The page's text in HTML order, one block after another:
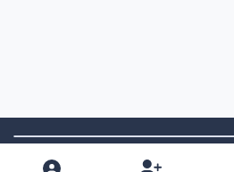
Light ModeDark ModeSystem Preference